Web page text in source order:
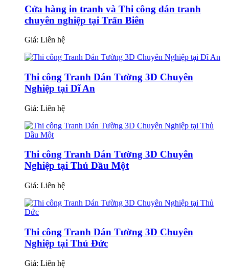
Cửa hàng in tranh và Thi công dán tranh
chuyên nghiệp tại Trấn Biên
Giá: Liên hệ
Thi công Tranh Dán Tường 3D Chuyên
Nghiệp tại Dĩ An
Giá: Liên hệ
Thi công Tranh Dán Tường 3D Chuyên
Nghiệp tại Thủ Dầu Một
Giá: Liên hệ
Thi công Tranh Dán Tường 3D Chuyên
Nghiệp tại Thủ Đức
Giá: Liên hệ